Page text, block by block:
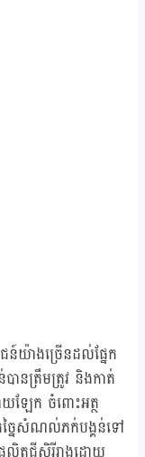
ន៍យ៉ាងច្រើនដល់ផ្នែក
ានត្រឹមត្រូវ និងកាត់
ឡែក ចំពោះអត្ថ
ែច្នៃសំណល់ភក់បង្គន់ទៅ